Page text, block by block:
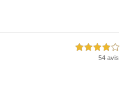
4,0 étoiles sur 5
54 avis